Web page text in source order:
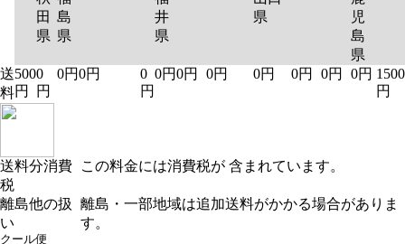
田
県
島
県
井
県
県
児
島
県
送
料
500
円
0
円
0円0円
0
円
0円0円 0円 0円 0円 0円 0円 1500
円
送料分消費
税
この料金には消費税が 含まれています。
離島他の扱
い
離島・一部地域は追加送料がかかる場合がありま
す。
クール便